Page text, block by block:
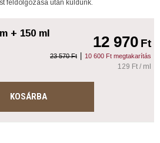
feldolgozása után küldünk.
+ 150 ml
23 570 Ft | 10 600 Ft megtakarítás
12 970Ft
129 Ft / ml
KOSÁRBA